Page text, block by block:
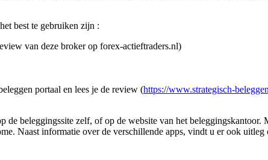
best te gebruiken zijn :
van deze broker op forex-actieftraders.nl)
portaal en lees je de review (https://www.strategisch-
beleggingssite zelf, of op de website van het beleggingskantoor.
Naast informatie over de verschillende apps, vindt u er ook uitleg